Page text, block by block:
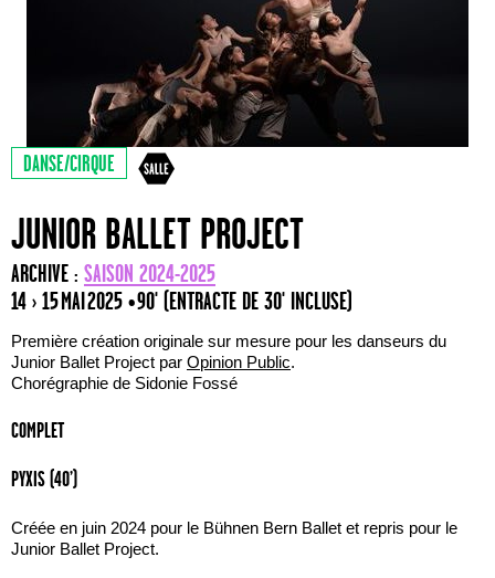
DANSE/CIRQUE
JUNIOR BALLET PROJECT
ARCHIVE : SAISON 2024-2025
14 › 15 MAI 2025 • 90' (ENTRACTE DE 30' INCLUSE)
Première création originale sur mesure pour les danseurs du
Junior Ballet Project par Opinion Public.
Chorégraphie de Sidonie Fossé
COMPLET
PYXIS (40’)
Créée en juin 2024 pour le Bühnen Bern Ballet et repris pour le
Junior Ballet Project.